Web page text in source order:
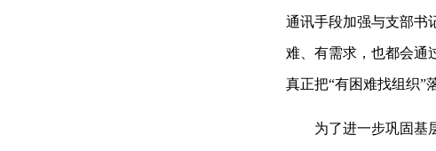
通讯手段加强与支部书
难、有需求，也都会通
真正把“有困难找组织”
为了进一步巩固基层